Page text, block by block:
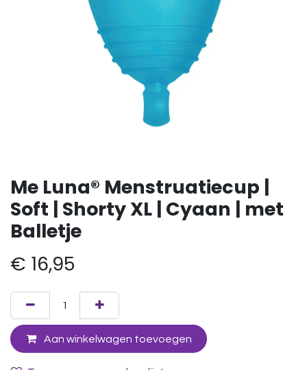
Me Luna® Menstruatiecup |
Soft | Shorty XL | Cyaan | met
Balletje
€ 16,95
Aan winkelwagen toevoegen